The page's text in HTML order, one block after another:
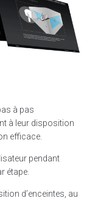
à pas
à leur disposition
efficace.
pendant
étape.
d’enceintes, au